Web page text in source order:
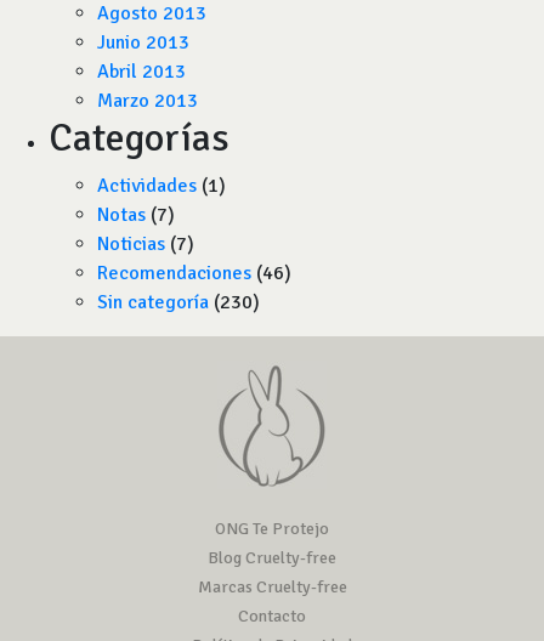
Agosto 2013
Junio 2013
Abril 2013
Marzo 2013
Categorías
Actividades (1)
Notas (7)
Noticias (7)
Recomendaciones (46)
Sin categoría (230)
ONG Te Protejo
Blog Cruelty-free
Marcas Cruelty-free
Contacto